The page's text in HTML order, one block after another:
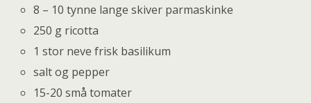
8 – 10 tynne lange skiver parmaskinke
250 g ricotta
1 stor neve frisk basilikum
salt og pepper
15-20 små tomater